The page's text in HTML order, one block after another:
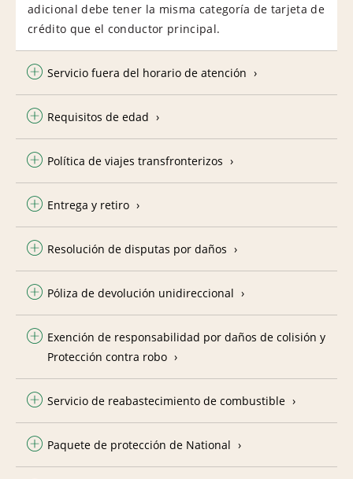
adicional debe tener la misma categoría de tarjeta de
crédito que el conductor principal.
Servicio fuera del horario de atención
Requisitos de edad
Política de viajes transfronterizos
Entrega y retiro
Resolución de disputas por daños
Póliza de devolución unidireccional
Exención de responsabilidad por daños de colisión y
Protección contra robo
Servicio de reabastecimiento de combustible
Paquete de protección de National